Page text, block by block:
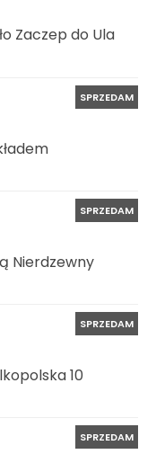
Zaczep do Ula
SPRZEDAM
SPRZEDAM
Nierdzewny
SPRZEDAM
10
SPRZEDAM